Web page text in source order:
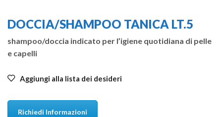
DOCCIA/SHAMPOO TANICA LT.5
shampoo/doccia indicato per l’igiene quotidiana di pelle
e capelli
Aggiungi alla lista dei desideri
Richiedi Informazioni